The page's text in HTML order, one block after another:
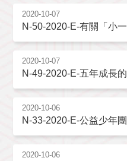
2020-10-07
N-50-2020-E-有關「小
2020-10-07
N-49-2020-E-五年成長
2020-10-06
N-33-2020-E-公益少年
2020-10-06